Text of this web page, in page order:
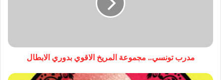
مدرب تونسي.. مجموعة المريخ الاقوي بدوري الابطال